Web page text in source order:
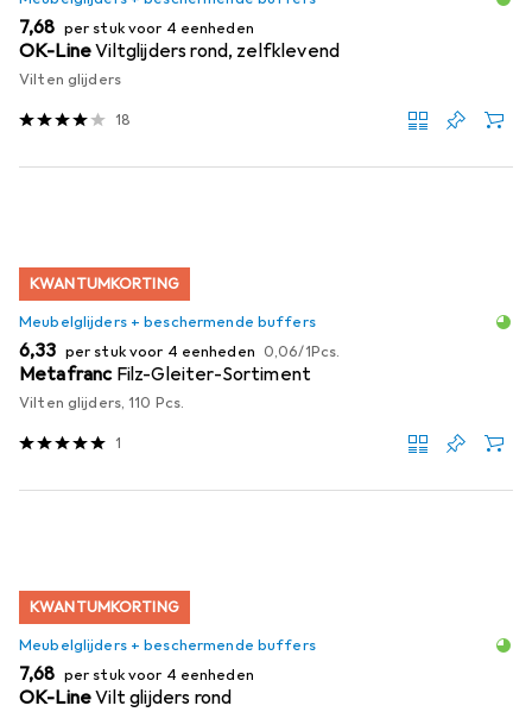
EUR
7,68 per stuk voor 4 eenheden
OK-LineViltglijders rond, zelfklevend
Vilten glijders
18
KWANTUMKORTING
Meubelglijders + beschermende buffers
EUR
6,33 per stuk voor 4 eenheden EUR
0,06/1Pcs.
Metafranc Filz-Gleiter-Sortiment
Vilten glijders, 110 Pcs.
1
KWANTUMKORTING
Meubelglijders + beschermende buffers
EUR
7,68 per stuk voor 4 eenheden
OK-LineVilt glijders rond